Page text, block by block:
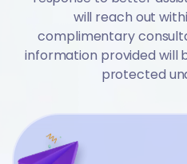
will reach out
complimentary
information provided will
protected